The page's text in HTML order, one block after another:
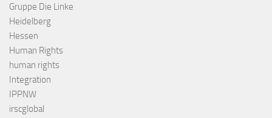
Gruppe Die Linke
Heidelberg
Hessen
Human Rights
human rights
Integration
IPPNW
irscglobal